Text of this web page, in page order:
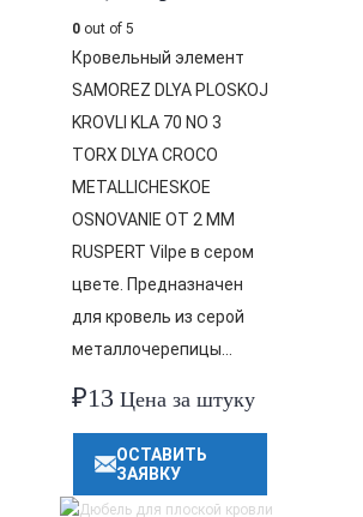
0 out of 5
Кровельный элемент
SAMOREZ DLYA PLOSKOJ
KROVLI KLA 70 NO 3
TORX DLYA CROCO
METALLICHESKOE
OSNOVANIE OT 2 MM
RUSPERT Vilpe в сером
цвете. Предназначен
для кровель из серой
металлочерепицы…
₽13 Цена за штуку
ОСТАВИТЬ
ЗАЯВКУ